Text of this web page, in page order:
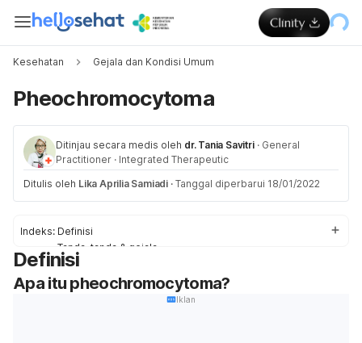
Kesehatan Gejala dan Kondisi Umum
Pheochromocytoma
Ditinjau secara medis oleh dr. Tania Savitri · General
Practitioner · Integrated Therapeutic
Ditulis oleh Lika Aprilia Samiadi · Tanggal diperbarui 18/01/2022
Indeks: Definisi
Tanda-tanda & gejala
Penyebab
Faktor-faktor risiko
Obat & Pengobatan
Definisi
Apa itu pheochromocytoma?
Iklan